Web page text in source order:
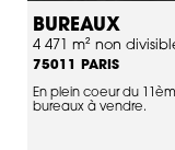
BUREAUX
4 471 m² non
75011 PARIS
En plein coeur du
bureaux à vendre.